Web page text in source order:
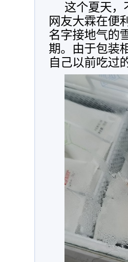
这个夏天，
网友大霖在便
名字接地气的
期。由于包装
自己以前吃过